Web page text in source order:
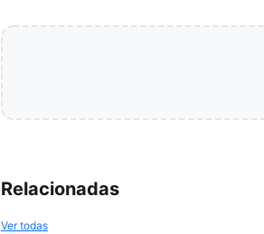
Relacionadas
Ver todas